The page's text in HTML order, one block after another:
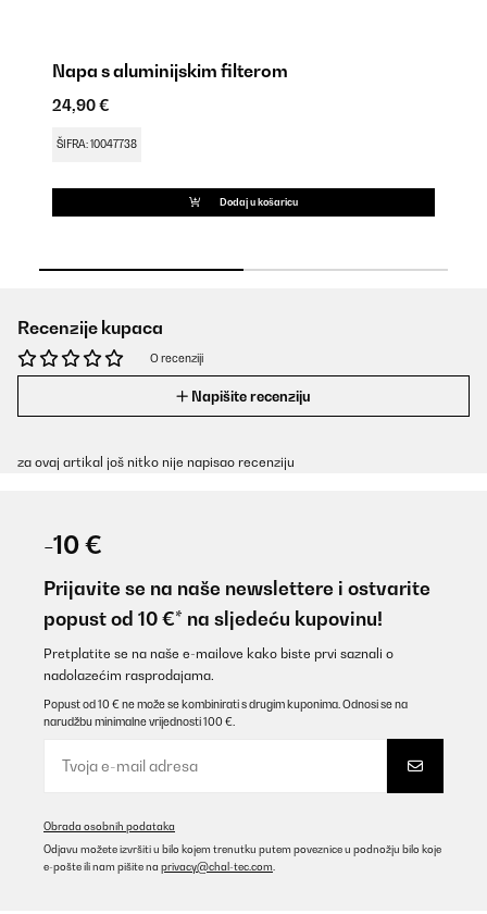
Napa s aluminijskim filterom
24,90 €
ŠIFRA: 10047738
Dodaj u košaricu
Recenzije kupaca
O recenziji
Napišite recenziju
za ovaj artikal još nitko nije napisao recenziju
-10 €
Prijavite se na naše newslettere i ostvarite
popust od 10 €* na sljedeću kupovinu!
Pretplatite se na naše e-mailove kako biste prvi saznali o
nadolazećim rasprodajama.
Popust od 10 € ne može se kombinirati s drugim kuponima. Odnosi se na
narudžbu minimalne vrijednosti 100 €.
Obrada osobnih podataka
Odjavu možete izvršiti u bilo kojem trenutku putem poveznice u podnožju bilo koje
e-pošte ili nam pišite na privacy@chal-tec.com.